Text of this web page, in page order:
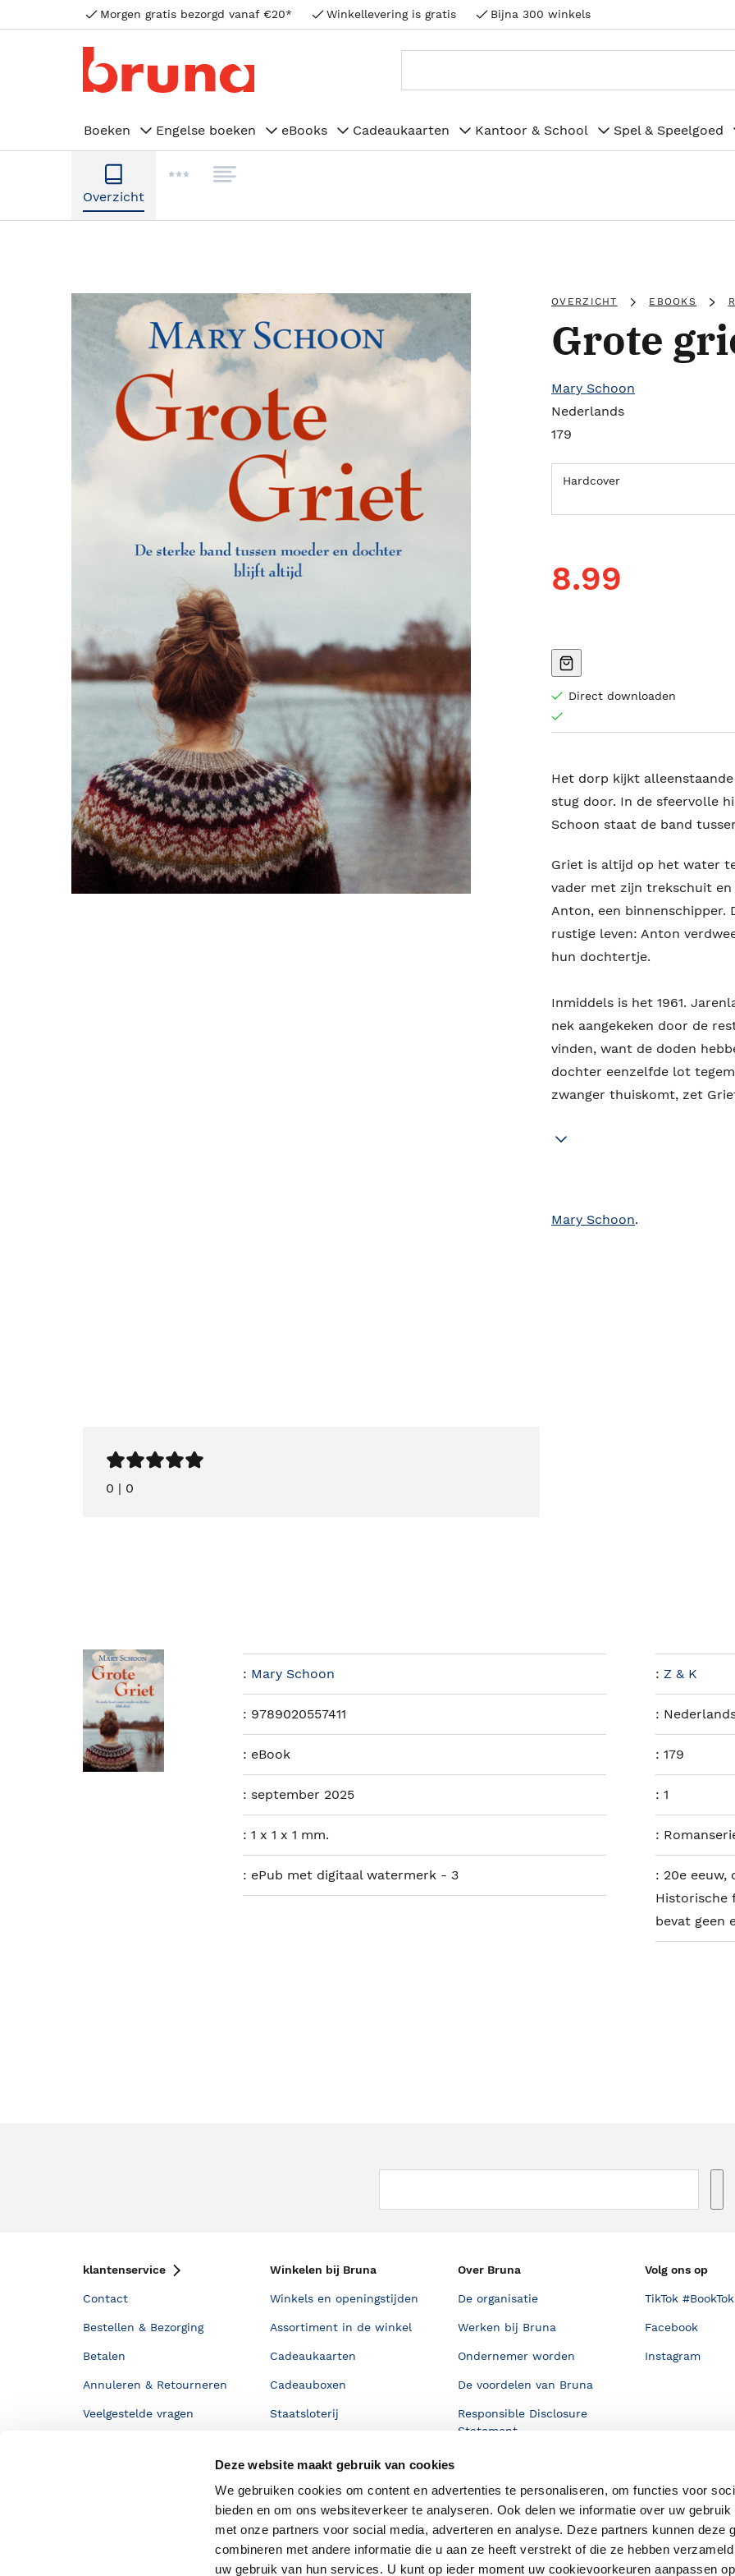
Deze website maakt gebruik van cookies
We gebruiken cookies om content en advertenties te personaliseren, om functies voor
bieden en om ons websiteverkeer te analyseren. Ook delen we informatie over uw
met onze partners voor social media, adverteren en analyse. Deze partners kunnen deze
combineren met andere informatie die u aan ze heeft verstrekt of die ze hebben
uw gebruik van hun services. U kunt op ieder moment uw cookievoorkeuren aanpassen op
Morgen gratis bezorgd vanaf €20* Winkellevering is gratis Bijna 300 winkels
Boeken Engelse boeken eBooks Cadeaukaarten Kantoor & School Spel & Speelgoed
Overzicht
OVERZICHT EBOOKS
Grote
Mary Schoon
Nederlands
179
Hardcover
8.99
Direct downloaden
Het dorp kijkt
stug door. In de sfeervolle
Schoon staat de band
Griet is altijd op het water
vader met zijn trekschuit
Anton, een binnenschipper.
rustige leven: Anton
hun dochtertje.
Inmiddels is het 1961.
nek aangekeken door de
vinden, want de doden
dochter eenzelfde lot
zwanger thuiskomt, zet
Mary Schoon.
0 | 0
: Mary Schoon :Z & K
: 9789020557411 :
: eBook :179
: september 2025 :1
: 1 x 1 x 1 mm. :
: ePub met digitaal watermerk - 3 : 20e eeuw,
Historische
bevat geen
klantenservice
Contact
Bestellen & Bezorging
Betalen
Annuleren & Retourneren
Veelgestelde vragen
Winkelen bij Bruna
Winkels en openingstijden
Assortiment in de winkel
Cadeaukaarten
Cadeauboxen
Staatsloterij
Over Bruna
De organisatie
Werken bij Bruna
Ondernemer worden
De voordelen van Bruna
Responsible Disclosure
Statement
Discriminerende boeken
Volg ons op
TikTok #BookTok
Facebook
Instagram